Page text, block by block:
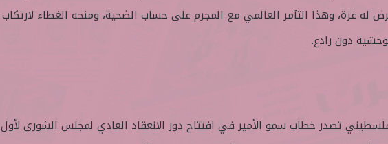
له غزة، وهذا التآمر العالمي مع المجرم على حساب الضحية، ومنحه الغطاء لارتكاب
دون رادع.
تصدر خطاب سمو الأمير في افتتاح دور الانعقاد العادي لمجلس الشورى لأول